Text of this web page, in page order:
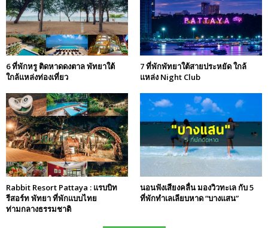
6 ที่พักหรู ติดหาดดงตาล พัทยาใต้
ใกล้แหล่งท่องเที่ยว
7 ที่พักพัทยาใต้สายประหยัด ใกล้
แหล่ง Night Club
Rabbit Resort Pattaya : แรบบิท
รีสอร์ท พัทยา ที่พักแบบไทย
ท่ามกลางธรรมชาติ
นอนฟังเสียงคลื่น มองวิวทะเล กับ 5
ที่พักทำเลเลียบหาด “บางแสน”